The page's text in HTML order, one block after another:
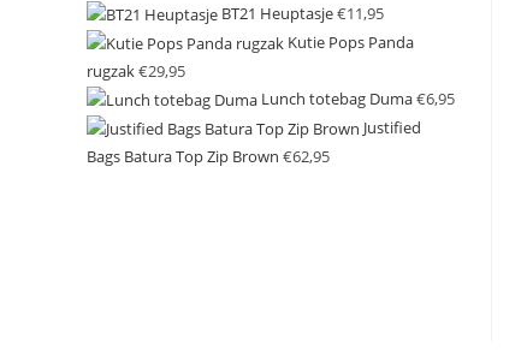
BT21 Heuptasje€11,95
Kutie Pops Panda
rugzak€29,95
Lunch totebag Duma€6,95
Justified
Bags Batura Top Zip Brown €62,95